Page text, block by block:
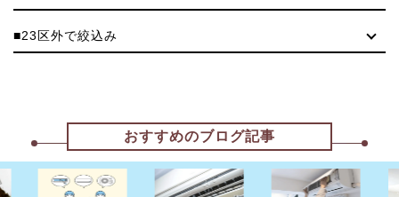
■23区外で絞込み
おすすめのブログ記事